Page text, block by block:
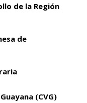
de la Región
de
(CVG)